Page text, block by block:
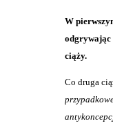
W
odgrywając
ciąży.
Co druga